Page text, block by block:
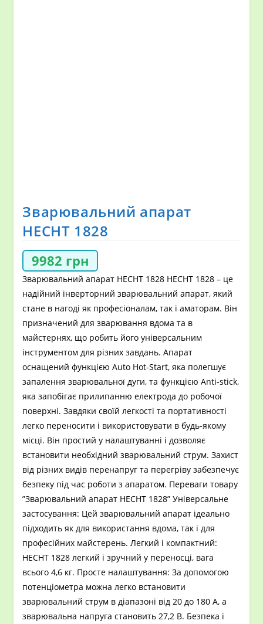
Зварювальний апарат
HECHT 1828
9982 грн
Зварювальний апарат HECHT 1828 HECHT 1828 – це
надійний інверторний зварювальний апарат, який
стане в нагоді як професіоналам, так і аматорам. Він
призначений для зварювання вдома та в
майстернях, що робить його універсальним
інструментом для різних завдань. Апарат
оснащений функцією Auto Hot-Start, яка полегшує
запалення зварювальної дуги, та функцією Anti-stick,
яка запобігає прилипанню електрода до робочої
поверхні. Завдяки своїй легкості та портативності
легко переносити і використовувати в будь-якому
місці. Він простий у налаштуванні і дозволяє
встановити необхідний зварювальний струм. Захист
від різних видів перенапруг та перегріву забезпечує
безпеку під час роботи з апаратом. Переваги товару
”Зварювальний апарат HECHT 1828” Універсальне
застосування: Цей зварювальний апарат ідеально
підходить як для використання вдома, так і для
професійних майстерень. Легкий і компактний:
HECHT 1828 легкий і зручний у переносці, вага
всього 4,6 кг. Просте налаштування: За допомогою
потенціометра можна легко встановити
зварювальний струм в діапазоні від 20 до 180 А, а
зварювальна напруга становить 27,2 В. Безпека і